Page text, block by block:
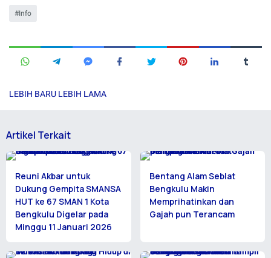
Info
LEBIH BARU LEBIH LAMA
Artikel Terkait
Reuni Akbar untuk
Dukung Gempita SMANSA
HUT ke 67 SMAN 1 Kota
Bengkulu Digelar pada
Minggu 11 Januari 2026
Bentang Alam Seblat
Bengkulu Makin
Memprihatinkan dan
Gajah pun Terancam